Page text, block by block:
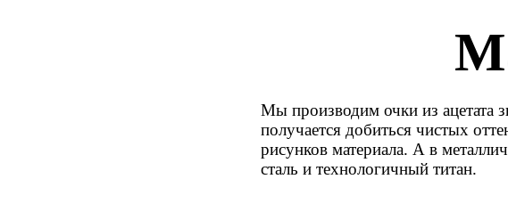
Мы производим очки из ацетата
получается добиться чистых
рисунков материала. А в
сталь и технологичный титан.